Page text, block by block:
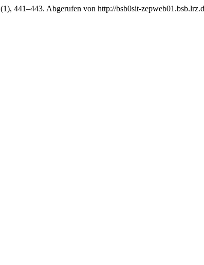
(1), 441–443. Abgerufen von http://bsb0sit-